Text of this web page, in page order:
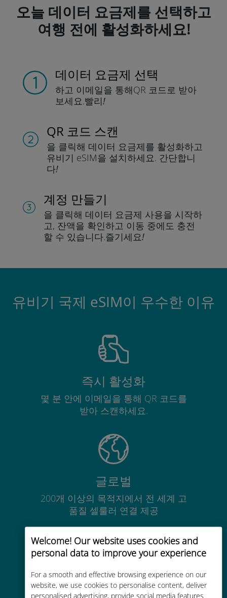
Welcome! Our website uses cookies and
personal data to improve your experience
For a smooth and effective browsing experience on our
website, we use cookies to personalise content, deliver
personalised advertising, provide social media features
오늘 데이터 요금제를 선택하고
여행 전에 활성화하세요!
데이터 요금제 선택
하고 이메일을 통해QR 코드로 받아
보세요.빨리!
QR 코드 스캔
을 클릭해 데이터 요금제를 활성화하고
유비기 eSIM을 설치하세요. 간단합니
다!
계정 만들기
을 클릭해 데이터 요금제 사용을 시작하
고, 잔액을 확인하고 이동 중에도 충전
할 수 있습니다.즐기세요!
유비기 국제 eSIM이 우수한 이유
즉시 활성화
몇 분 안에 이메일을 통해 QR 코드를
받아 스캔하세요.
글로벌
200개 이상의 목적지에서 전 세계 고
품질 셀룰러 연결 제공
비용 효율적